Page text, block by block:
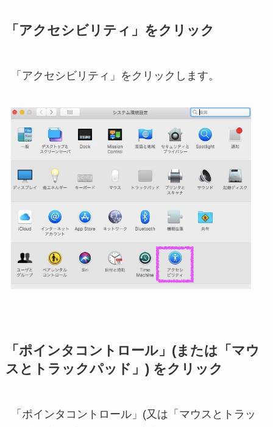
「アクセシビリティ」をクリック
「アクセシビリティ」をクリックします。
「ポインタコントロール」(または「マウ
スとトラックパッド」) をクリック
「ポインタコントロール」(又は「マウスとトラッ